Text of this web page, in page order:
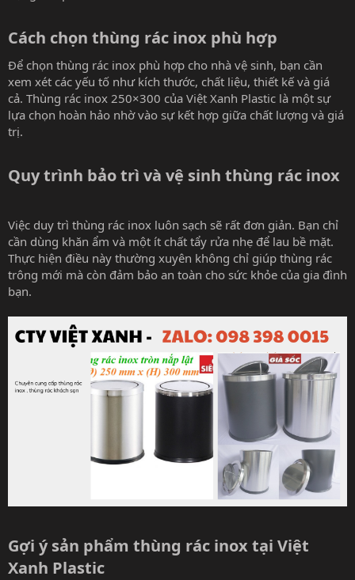
Cách chọn thùng rác inox phù hợp​
Để chọn thùng rác inox phù hợp cho nhà vệ sinh, bạn cần
xem xét các yếu tố như kích thước, chất liệu, thiết kế và giá
cả. Thùng rác inox 250×300 của Việt Xanh Plastic là một sự
lựa chọn hoàn hảo nhờ vào sự kết hợp giữa chất lượng và giá
trị.
Quy trình bảo trì và vệ sinh thùng rác inox​
Việc duy trì thùng rác inox luôn sạch sẽ rất đơn giản. Bạn chỉ
cần dùng khăn ẩm và một ít chất tẩy rửa nhẹ để lau bề mặt.
Thực hiện điều này thường xuyên không chỉ giúp thùng rác
trông mới mà còn đảm bảo an toàn cho sức khỏe của gia đình
bạn.
Gợi ý sản phẩm thùng rác inox tại Việt
Xanh Plastic​